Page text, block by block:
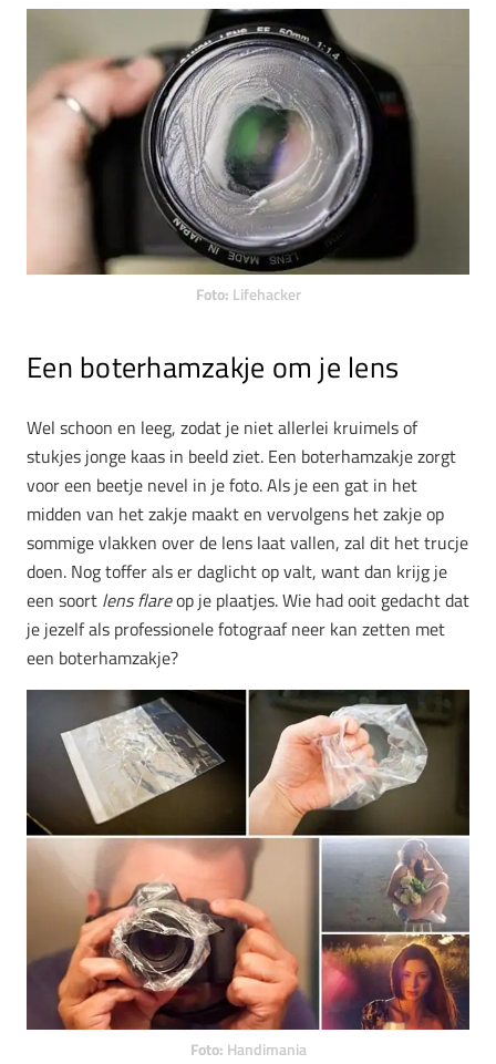
Foto: Lifehacker
Een boterhamzakje om je lens
Wel schoon en leeg, zodat je niet allerlei kruimels of
stukjes jonge kaas in beeld ziet. Een boterhamzakje zorgt
voor een beetje nevel in je foto. Als je een gat in het
midden van het zakje maakt en vervolgens het zakje op
sommige vlakken over de lens laat vallen, zal dit het trucje
doen. Nog toffer als er daglicht op valt, want dan krijg je
een soort lens flareop je plaatjes. Wie had ooit gedacht dat
je jezelf als professionele fotograaf neer kan zetten met
een boterhamzakje?
Foto: Handimania